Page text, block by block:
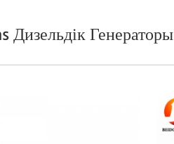
Дизельдік Генераторы